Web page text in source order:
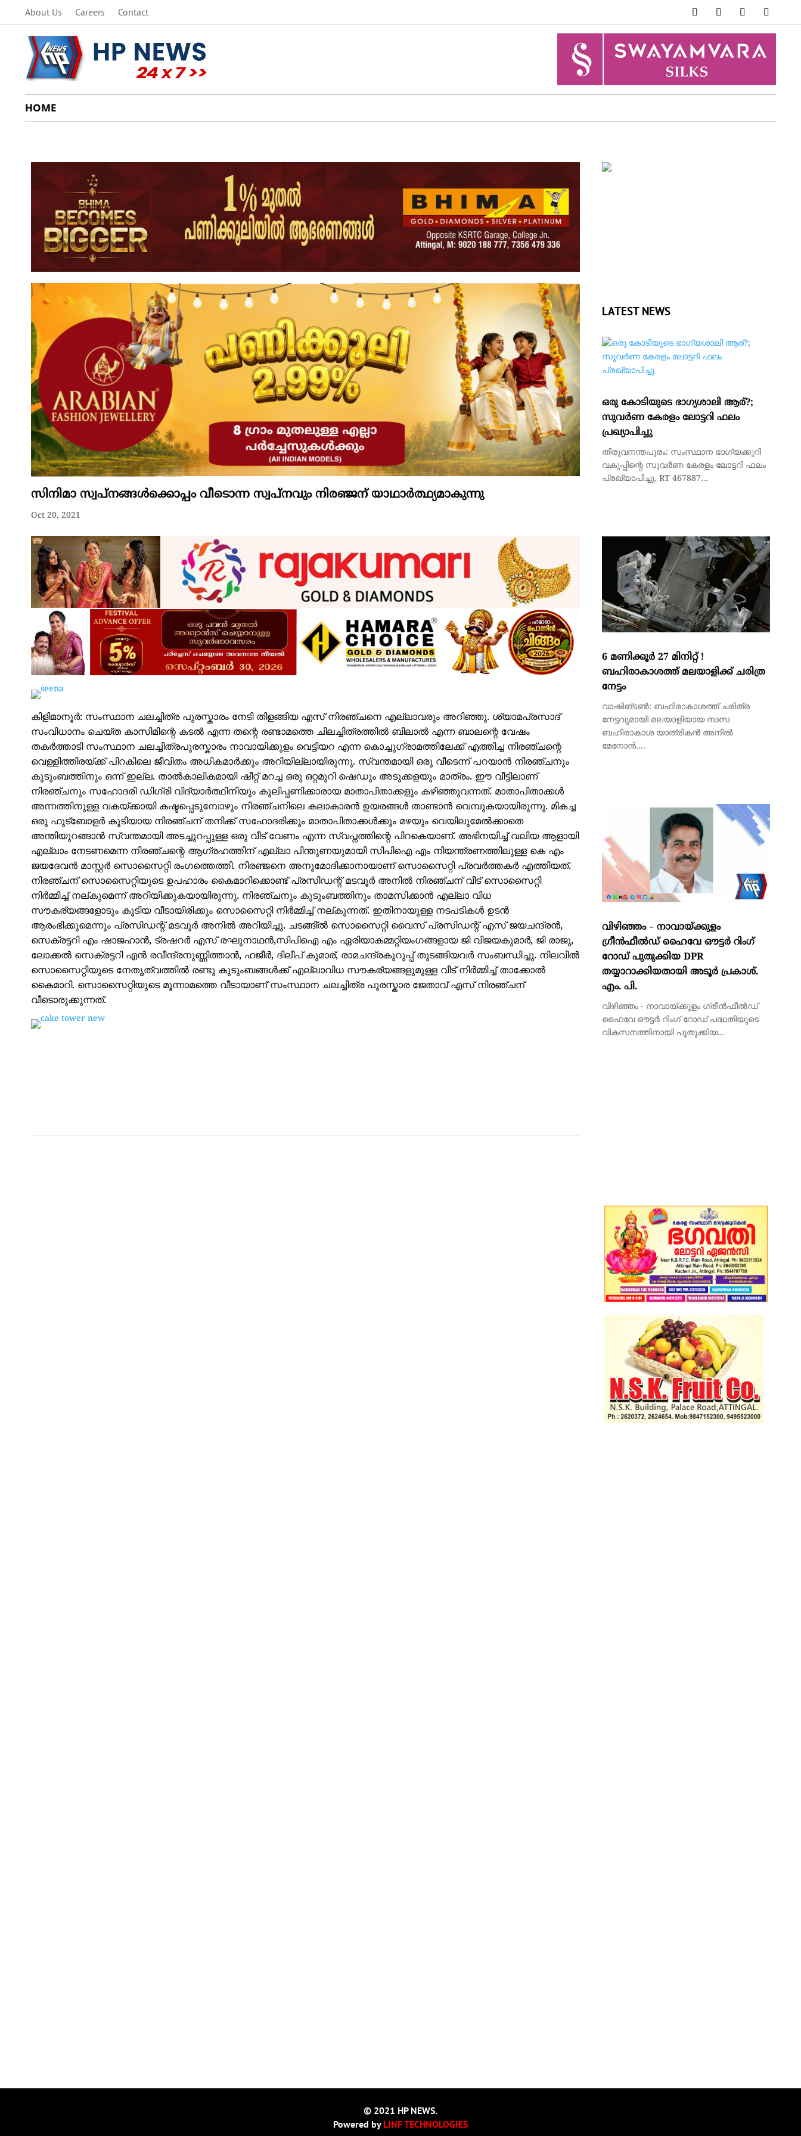
About Us Careers Contact
HOME
സിനിമാ സ്വപ്നങ്ങള്‍ക്കൊപ്പം വീടൊന്ന സ്വപ്നവും നിരഞ്ജന് യാഥാര്‍ത്ഥ്യമാകുന്നു
Oct 20, 2021
കിളിമാനൂർ: സംസ്ഥാന ചലച്ചിത്ര പുരസ്കാരം നേടി തിളങ്ങിയ എസ് നിരഞ്ചനെ എല്ലാവരും അറിഞ്ഞു. ശ്യാമപ്രസാദ്
സംവിധാനം ചെയ്ത കാസിമിന്റെ കടൽ എന്ന തന്റെ രണ്ടാമത്തെ ചിലച്ചിത്രത്തിൽ ബിലാൽ എന്ന ബാലന്റെ വേഷം
തകർത്താടി സംസ്ഥാന ചലച്ചിത്രപുരസ്കാരം നാവായിക്കുളം വെട്ടിയറ എന്ന കൊച്ചു​ഗ്രാമത്തിലേക്ക് എത്തിച്ച നിരഞ്ചന്റെ
വെള്ളിത്തിരയ്ക്ക് പിറകിലെ ജീവിതം അധികമാർക്കും അറിയില്ലായിരുന്നു. സ്വന്തമായി ഒരു വീടെന്ന് പറയാൻ നിരഞ്ചനും
കുടുംബത്തിനും ഒന്ന് ഇല്ല. താൽകാലികമായി ഷീറ്റ് മറച്ച ഒരു ഒറ്റമുറി ഷെഡും അടുക്കളയും മാത്രം. ഈ വീട്ടിലാണ്
നിരഞ്ചനും സഹോദരി ഡി​ഗ്രി വിദ്യാർത്ഥിനിയും കൂലിപ്പണിക്കാരായ മാതാപിതാക്കളും കഴിഞ്ഞുവന്നത്. മാതാപിതാക്കൾ
അന്നത്തിനുള്ള വകയ്ക്കായി കഷ്ടപ്പെടുമ്പോഴും നിരഞ്ചനിലെ കലാകാരൻ ഉയരങ്ങൾ താണ്ടാൻ വെമ്പുകയായിരുന്നു. മികച്ച
ഒരു ഫുട്ബോളർ കൂടിയായ നിരഞ്ചന് തനിക്ക് സഹോദരിക്കും മാതാപിതാക്കൾക്കും മഴയും വെയിലുമേൽക്കാതെ
അന്തിയുറങ്ങാൻ സ്വന്തമായി അടച്ചുറപ്പുള്ള ഒരു വീട് വേണം എന്ന സ്വപ്നത്തിന്റെ പിറകെയാണ്. അഭിനയിച്ച് വലിയ ആളായി
എല്ലാം നേടണമെന്ന നിരഞ്ചന്റെ ആ​ഗ്രഹത്തിന് എല്ലാ പിന്തുണയുമായി സിപിഐ എം നിയന്ത്രണത്തിലുള്ള കെ എം
ജയദേവൻ മാസ്റ്റർ സൊസൈറ്റി രം​ഗത്തെത്തി. നിരഞ്ജനെ അനുമോദിക്കാനായാണ് സൊസൈറ്റി പ്രവർത്തകർ എത്തിയത്.
നിരഞ്ചന് സൊസൈറ്റിയുടെ ഉപഹാരം കൈമാറിക്കൊണ്ട് പ്രസിഡന്റ് മടവൂർ അനിൽ നിരഞ്ചന് വീട് സൊസൈറ്റി
നിർമ്മിച്ച് നല്കുമെന്ന് അറിയിക്കുകയായിരുന്നു. നിരഞ്ചനും കുടുംബത്തിനും താമസിക്കാൻ എല്ലാ വിധ
സൗകര്യങ്ങളോടും കൂടിയ വീടായിരിക്കും സൊസൈറ്റി നിർമ്മിച്ച് നല്കുന്നത്. ഇതിനായുള്ള നടപടികൾ ഉടൻ
ആരംഭിക്കുമെന്നും പ്രസിഡന്റ് മടവൂർ അനിൽ അറിയിച്ചു. ചടങ്ങി്ൽ സൊസൈറ്റി വൈസ് പ്രസിഡന്റ് എസ് ജയചന്ദ്രൻ,
സെക്രട്ടറി എം ഷാജഹാൻ, ട്രഷറർ എസ് രഘുനാഥൻ,സിപിഐ എം ഏരിയാകമ്മറ്റിയം​ഗങ്ങളായ ജി വിജയകുമാർ, ജി രാജു,
ലോക്കൽ സെക്രട്ടറി എൻ രവീന്ദ്രനുണ്ണിത്താൻ, ഹജീർ, ദിലീപ് കുമാര്, രാമചന്ദ്രകുറുപ്പ് തുടങ്ങിയവർ സംബന്ധിച്ചു. നിലവിൽ
സൊസൈറ്റിയുടെ നേതൃത്വത്തിൽ രണ്ടു കുടുംബങ്ങൾക്ക് എല്ലാവിധ സൗകര്യങ്ങളുമുള്ള വീട് നിർമ്മിച്ച് താക്കോൽ
കൈമാറി. സൊസൈറ്റിയുടെ മൂന്നാമത്തെ വീടായാണ് സംസ്ഥാന ചലച്ചിത്ര പുരസ്കാര ജേതാവ് എസ് നിരഞ്ചന്
വീടൊരുക്കുന്നത്.
LATEST NEWS
ഒരു കോടിയുടെ ഭാഗ്യശാലി ആര്?;
സുവര്‍ണ കേരളം ലോട്ടറി ഫലം
പ്രഖ്യാപിച്ചു
തിരുവനന്തപുരം: സംസ്ഥാന ഭാഗ്യക്കുറി
വകുപ്പിന്റെ സുവര്‍ണ കേരളം ലോട്ടറി ഫലം
പ്രഖ്യാപിച്ചു. RT 467887...
6 മണിക്കൂര്‍ 27 മിനിറ്റ് !
ബഹിരാകാശത്ത് മലയാളിക്ക് ചരിത്ര
നേട്ടം
വാഷിങ്ടണ്‍: ബഹിരാകാശത്ത് ചരിത്ര
നേട്ടവുമായി മലയാളിയായ നാസ
ബഹിരാകാശ യാത്രികന്‍ അനില്‍
മേനോന്‍....
​വിഴിഞ്ഞം – നാവായ്ക്കുളം
ഗ്രീൻഫീൽഡ് ഹൈവേ ഔട്ടർ റിംഗ്
റോഡ് പുതുക്കിയ DPR
തയ്യാറാക്കിയതായി അടൂർ പ്രകാശ്.
എം. പി.
വിഴിഞ്ഞം - നാവായ്ക്കുളം ഗ്രീൻഫീൽഡ്
ഹൈവേ ഔട്ടർ റിംഗ് റോഡ് പദ്ധതിയുടെ
വികസനത്തിനായി പുതുക്കിയ...
© 2021 HP NEWS.
Powered by LINF TECHNOLOGIES